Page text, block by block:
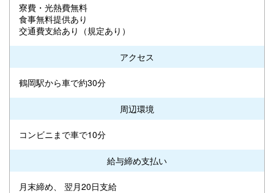
寮費・光熱費無料
食事無料提供あり
交通費支給あり（規定あり）
アクセス
鶴岡駅から車で約30分
周辺環境
コンビニまで車で10分
給与締め支払い
月末締め、 翌月20日支給